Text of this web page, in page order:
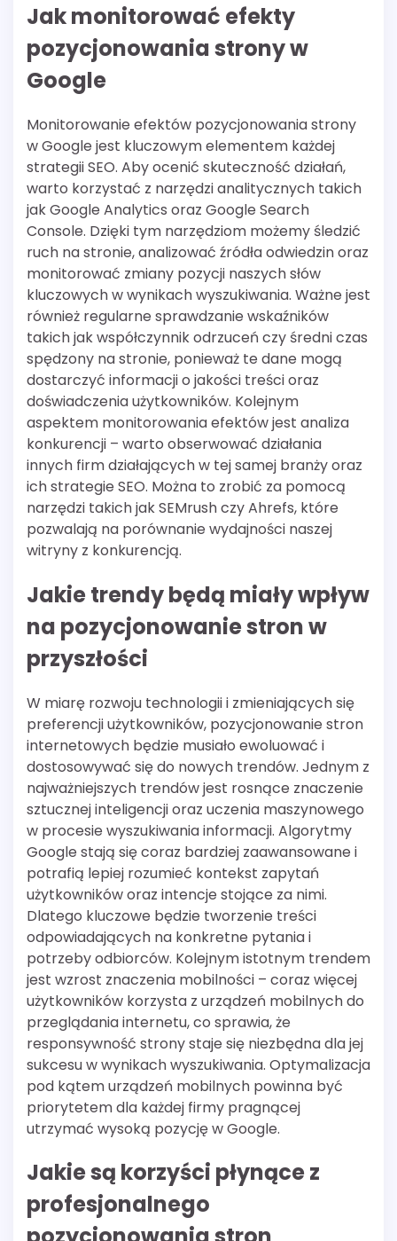
Jak monitorować efekty
pozycjonowania strony w
Google
Monitorowanie efektów pozycjonowania strony
w Google jest kluczowym elementem każdej
strategii SEO. Aby ocenić skuteczność działań,
warto korzystać z narzędzi analitycznych takich
jak Google Analytics oraz Google Search
Console. Dzięki tym narzędziom możemy śledzić
ruch na stronie, analizować źródła odwiedzin oraz
monitorować zmiany pozycji naszych słów
kluczowych w wynikach wyszukiwania. Ważne jest
również regularne sprawdzanie wskaźników
takich jak współczynnik odrzuceń czy średni czas
spędzony na stronie, ponieważ te dane mogą
dostarczyć informacji o jakości treści oraz
doświadczenia użytkowników. Kolejnym
aspektem monitorowania efektów jest analiza
konkurencji – warto obserwować działania
innych firm działających w tej samej branży oraz
ich strategie SEO. Można to zrobić za pomocą
narzędzi takich jak SEMrush czy Ahrefs, które
pozwalają na porównanie wydajności naszej
witryny z konkurencją.
Jakie trendy będą miały wpływ
na pozycjonowanie stron w
przyszłości
W miarę rozwoju technologii i zmieniających się
preferencji użytkowników, pozycjonowanie stron
internetowych będzie musiało ewoluować i
dostosowywać się do nowych trendów. Jednym z
najważniejszych trendów jest rosnące znaczenie
sztucznej inteligencji oraz uczenia maszynowego
w procesie wyszukiwania informacji. Algorytmy
Google stają się coraz bardziej zaawansowane i
potrafią lepiej rozumieć kontekst zapytań
użytkowników oraz intencje stojące za nimi.
Dlatego kluczowe będzie tworzenie treści
odpowiadających na konkretne pytania i
potrzeby odbiorców. Kolejnym istotnym trendem
jest wzrost znaczenia mobilności – coraz więcej
użytkowników korzysta z urządzeń mobilnych do
przeglądania internetu, co sprawia, że
responsywność strony staje się niezbędna dla jej
sukcesu w wynikach wyszukiwania. Optymalizacja
pod kątem urządzeń mobilnych powinna być
priorytetem dla każdej firmy pragnącej
utrzymać wysoką pozycję w Google.
Jakie są korzyści płynące z
profesjonalnego